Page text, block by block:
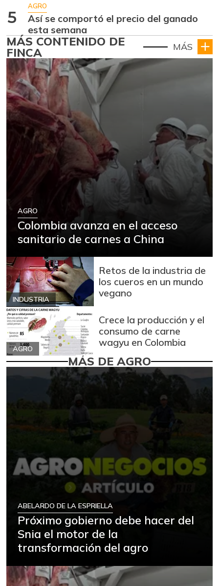
5
AGRO
Así se comportó el precio del ganado
esta semana
MÁS CONTENIDO DE
FINCA MÁS
AGRO
Colombia avanza en el acceso
sanitario de carnes a China
INDUSTRIA
Retos de la industria de
los cueros en un mundo
vegano
AGRO
Crece la producción y el
consumo de carne
wagyu en Colombia
MÁS DE AGRO
ABELARDO DE LA ESPRIELLA
Próximo gobierno debe hacer del
Snia el motor de la
transformación del agro